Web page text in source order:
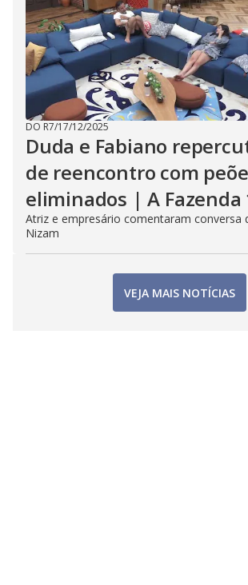
DO R7/17/12/2025
Duda e Fabiano
de reencontro com
eliminados | A Fazenda
Atriz e empresário comentaram conversa
Nizam
VEJA MAIS NOTÍCIAS